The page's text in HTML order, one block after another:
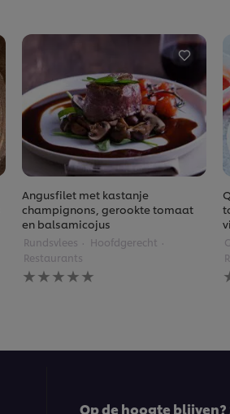
Angusfilet met kastanje
champignons, gerookte tomaat
en balsamicojus
Rundsvlees
Hoofdgerecht
Restaurants
Geen
beoordelingen
Op de hoogte